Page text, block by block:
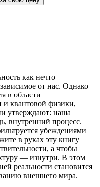
как нечто
от нас. Однако
в области
и квантовой физики,
утверждают: наша
внутренний процесс.
убеждениями
в руках эту книгу
а чтобы
— изнутри. В этом
реальности становится
внешнего мира.